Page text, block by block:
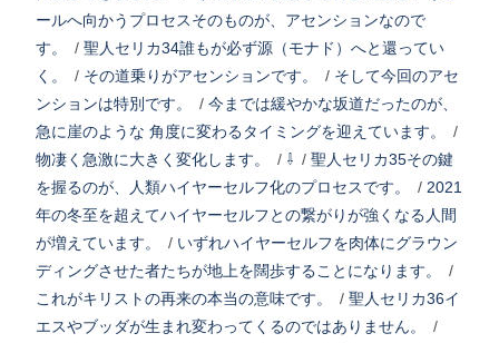
ールへ向かうプロセスそのものが、アセンションなので
す。
/ 聖人セリカ34誰もが必ず源（モナド）へと還ってい
く。
/ その道乗りがアセンションです。 / そして今回のアセ
ンションは特別です。
/ 今までは緩やかな坂道だったのが、
急に崖のような 角度に変わるタイミングを迎えています。
/
物凄く急激に大きく変化します。
/ ⇩ / 聖人セリカ35その鍵
を握るのが、人類ハイヤーセルフ化のプロセスです。
/ 2021
年の冬至を超えてハイヤーセルフとの繋がりが強くなる人間
が増えています。
/ いずれハイヤーセルフを肉体にグラウン
ディングさせた者たちが地上を闊歩することになります。
/
これがキリストの再来の本当の意味です。
/ 聖人セリカ36イ
エスやブッダが生まれ変わってくるのではありません。
/